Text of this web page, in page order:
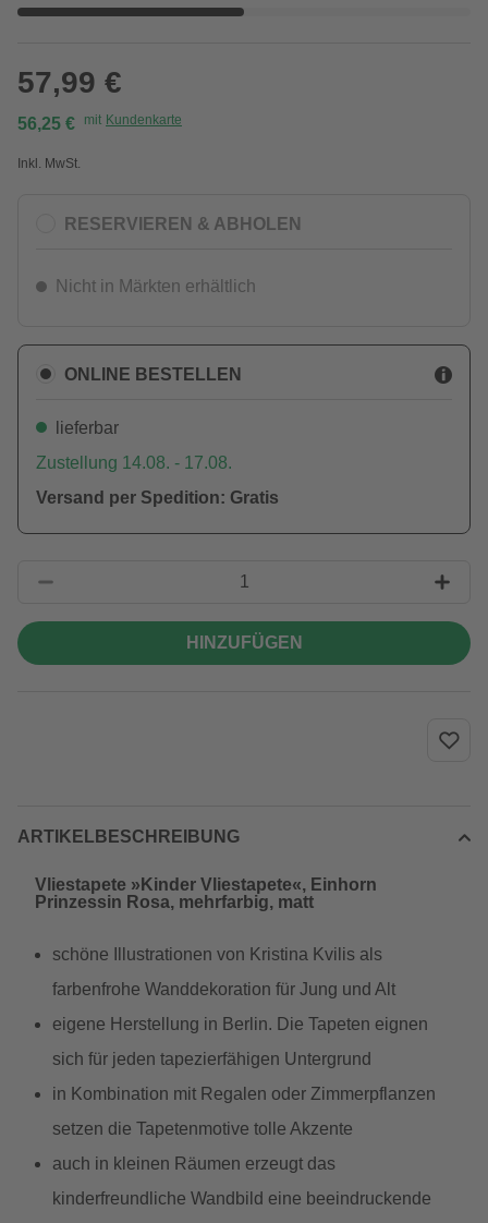
57,99 €
56,25 € mit Kundenkarte
Inkl. MwSt.
RESERVIEREN & ABHOLEN
Nicht in Märkten erhältlich
ONLINE BESTELLEN
lieferbar
Zustellung 14.08. - 17.08.
Versand per Spedition: Gratis
HINZUFÜGEN
ARTIKELBESCHREIBUNG
Vliestapete »Kinder Vliestapete«, Einhorn
Prinzessin Rosa, mehrfarbig, matt
schöne Illustrationen von Kristina Kvilis als
farbenfrohe Wanddekoration für Jung und Alt
eigene Herstellung in Berlin. Die Tapeten eignen
sich für jeden tapezierfähigen Untergrund
in Kombination mit Regalen oder Zimmerpflanzen
setzen die Tapetenmotive tolle Akzente
auch in kleinen Räumen erzeugt das
kinderfreundliche Wandbild eine beeindruckende